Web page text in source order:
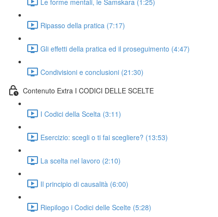
Ripasso della pratica (7:17)
Gli effetti della pratica ed il proseguimento (4:47)
Condivisioni e conclusioni (21:30)
Contenuto Extra I CODICI DELLE SCELTE
I Codici della Scelta (3:11)
Esercizio: scegli o ti fai scegliere? (13:53)
La scelta nel lavoro (2:10)
Il principio di causalità (6:00)
Riepilogo i Codici delle Scelte (5:28)